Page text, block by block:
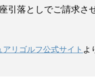
引落としでご請求さ
リゴルフ公式サイト よ